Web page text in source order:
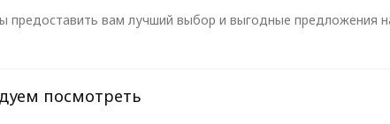
предоставить вам лучший выбор и выгодные предложения
посмотреть